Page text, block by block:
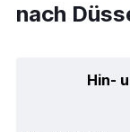
nach
Hin-